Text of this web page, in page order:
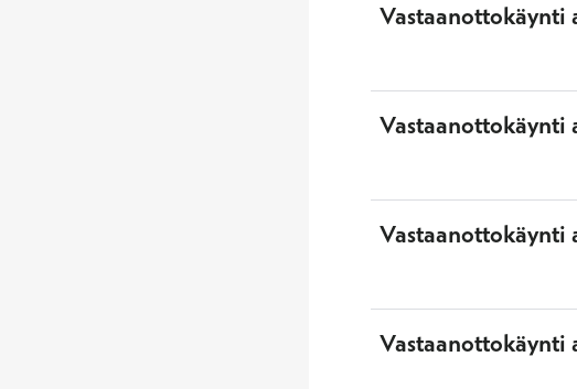
Vastaanottokäynti
Vastaanottokäynti
Vastaanottokäynti
Vastaanottokäynti